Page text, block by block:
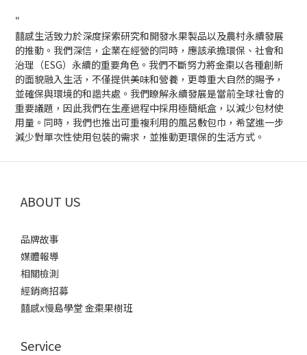
"
囍感生活致力於深度探索研究和開發水果製品以及農村永續發展
的推動。我們深信，企業在經營的同時，應該承擔環保、社會和
治理（ESG）永續的重要角色。我們不斷努力將金棗以各種創新
的面貌融入生活，不僅提供美味和營養，更尊重大自然的賜予，
並確保與環境的和諧共處。我們瞭解永續發展是當前全球社會的
重要議題，因此我們在生產過程中採用極簡紙盒，以減少包材使
用量。同時，我們也推出可重複利用的風呂敷包巾，希望進一步
減少對單次性使用包裝的需求，並推動更環保的生活方式。
ABOUT US
品牌故事
媒體報導
相關檢測
經銷商招募
囍感x慢島學堂 金棗果樹班
Service